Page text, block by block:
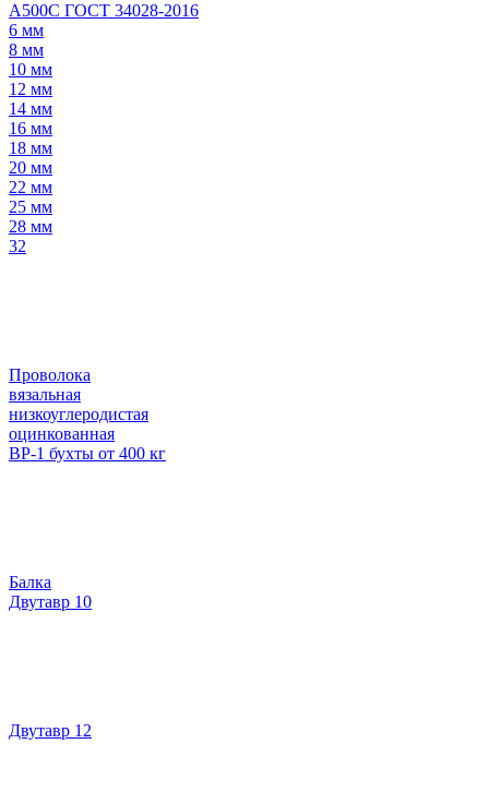
А500С ГОСТ 34028-2016
6 мм
8 мм
10 мм
12 мм
14 мм
16 мм
18 мм
20 мм
22 мм
25 мм
28 мм
32
Проволока
вязальная
низкоуглеродистая
оцинкованная
ВР-1 бухты от 400 кг
Балка
Двутавр 10
Двутавр 12